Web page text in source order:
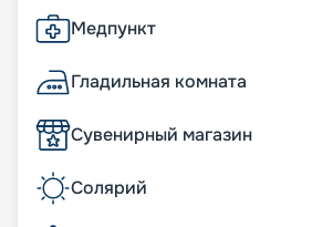
Медпункт
Гладильная комната
Сувенирный магазин
Солярий